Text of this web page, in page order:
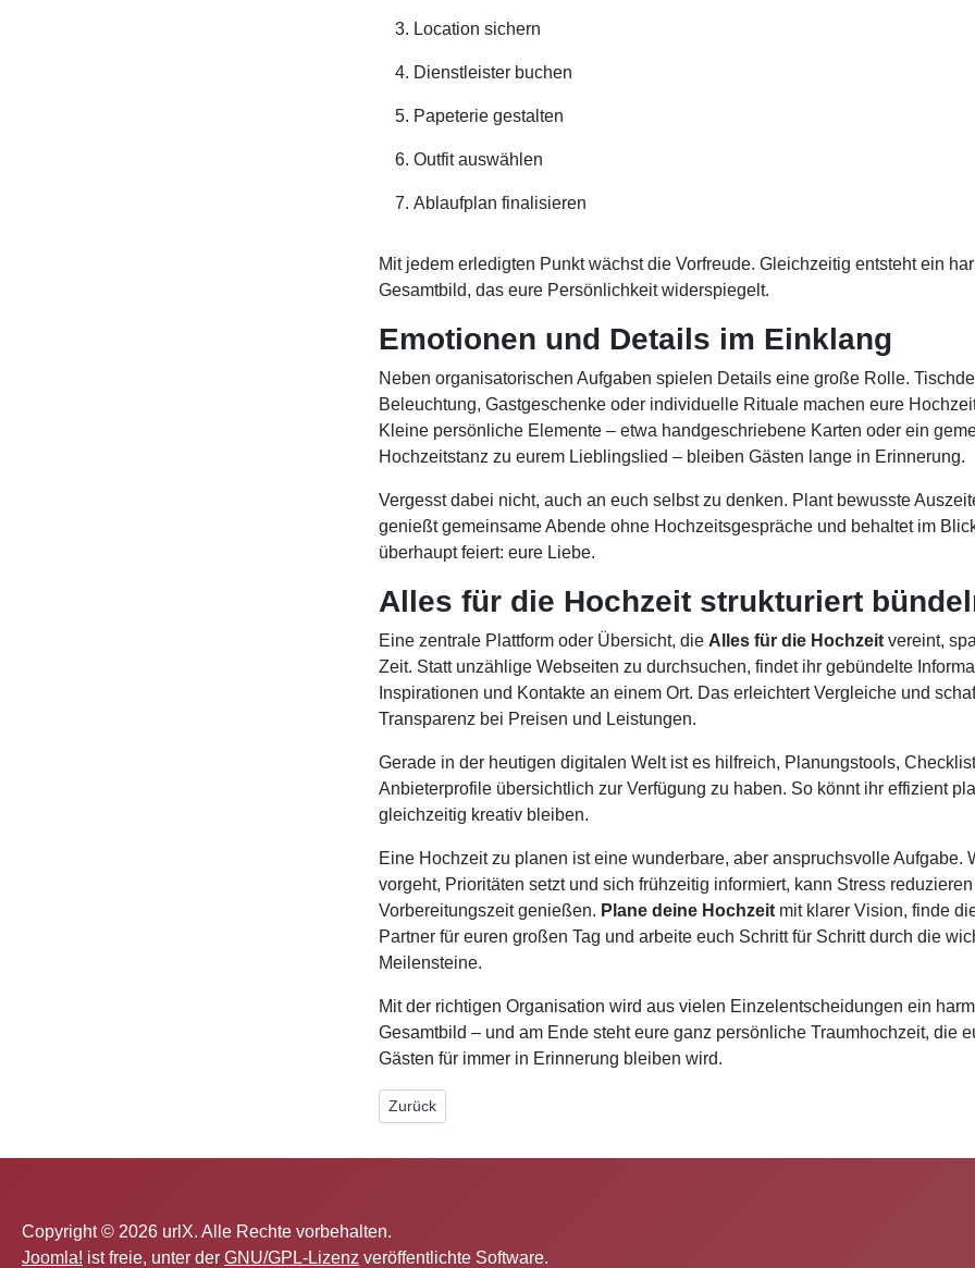
Location sichern
Dienstleister buchen
Papeterie gestalten
Outfit auswählen
Ablaufplan finalisieren
Mit jedem erledigten Punkt wächst die Vorfreude. Gleichzeitig entsteht ein
Gesamtbild, das eure Persönlichkeit widerspiegelt.
Emotionen und Details im Einklang
Neben organisatorischen Aufgaben spielen Details eine große Rolle.
Beleuchtung, Gastgeschenke oder individuelle Rituale machen eure
Kleine persönliche Elemente – etwa handgeschriebene Karten oder ein
Hochzeitstanz zu eurem Lieblingslied – bleiben Gästen lange in Erinnerung.
Vergesst dabei nicht, auch an euch selbst zu denken. Plant bewusste
genießt gemeinsame Abende ohne Hochzeitsgespräche und behaltet im
überhaupt feiert: eure Liebe.
Alles für die Hochzeit strukturiert
Eine zentrale Plattform oder Übersicht, die Alles für die Hochzeit vereint,
Zeit. Statt unzählige Webseiten zu durchsuchen, findet ihr gebündelte
Inspirationen und Kontakte an einem Ort. Das erleichtert Vergleiche und
Transparenz bei Preisen und Leistungen.
Gerade in der heutigen digitalen Welt ist es hilfreich, Planungstools,
Anbieterprofile übersichtlich zur Verfügung zu haben. So könnt ihr effizient
gleichzeitig kreativ bleiben.
Eine Hochzeit zu planen ist eine wunderbare, aber anspruchsvolle Aufgabe.
vorgeht, Prioritäten setzt und sich frühzeitig informiert, kann Stress
Vorbereitungszeit genießen. Plane deine Hochzeit mit klarer Vision, finde
Partner für euren großen Tag und arbeite euch Schritt für Schritt durch die
Meilensteine.
Mit der richtigen Organisation wird aus vielen Einzelentscheidungen ein
Gesamtbild – und am Ende steht eure ganz persönliche Traumhochzeit, die
Gästen für immer in Erinnerung bleiben wird.
Vorheriger Beitrag: Trainerausbildung Fitness: Der Grundstein für deine Karriere im
Zurück
Copyright © 2026 urlX. Alle Rechte vorbehalten.
Joomla! ist freie, unter der GNU/GPL-Lizenz veröffentlichte Software.